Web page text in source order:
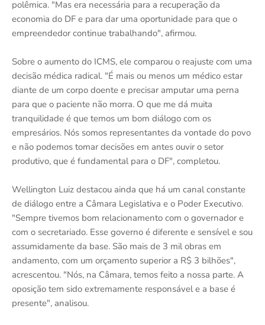
polêmica. "Mas era necessária para a recuperação da
economia do DF e para dar uma oportunidade para que o
empreendedor continue trabalhando", afirmou.
Sobre o aumento do ICMS, ele comparou o reajuste com uma
decisão médica radical. "É mais ou menos um médico estar
diante de um corpo doente e precisar amputar uma perna
para que o paciente não morra. O que me dá muita
tranquilidade é que temos um bom diálogo com os
empresários. Nós somos representantes da vontade do povo
e não podemos tomar decisões em antes ouvir o setor
produtivo, que é fundamental para o DF", completou.
Wellington Luiz destacou ainda que há um canal constante
de diálogo entre a Câmara Legislativa e o Poder Executivo.
"Sempre tivemos bom relacionamento com o governador e
com o secretariado. Esse governo é diferente e sensível e sou
assumidamente da base. São mais de 3 mil obras em
andamento, com um orçamento superior a R$ 3 bilhões",
acrescentou. "Nós, na Câmara, temos feito a nossa parte. A
oposição tem sido extremamente responsável e a base é
presente", analisou.